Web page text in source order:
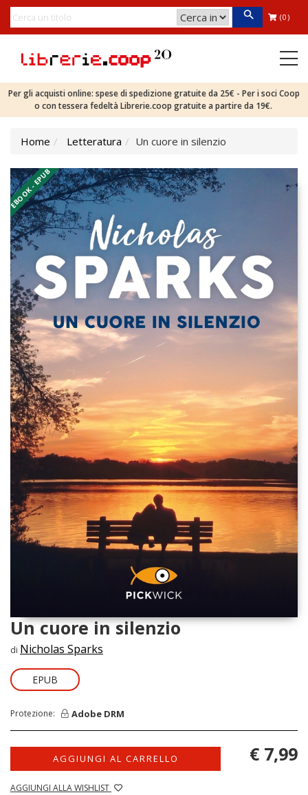
(0)
Per gli acquisti online: spese di spedizione gratuite da 25€ - Per i soci Coop
o con tessera fedeltà Librerie.coop gratuite a partire da 19€.
Home Letteratura Un cuore in silenzio
EBOOK - EPUB
Un cuore in silenzio
di Nicholas Sparks
EPUB
Protezione: Adobe DRM
AGGIUNGI AL CARRELLO
AGGIUNGI ALLA WISHLIST
€ 7,99